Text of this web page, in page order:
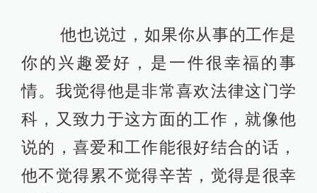
他也说过，如果你从事的工作是
你的兴趣爱好，是一件很幸福的事
情。我觉得他是非常喜欢法律这门学
科，又致力于这方面的工作，就像他
说的，喜爱和工作能很好结合的话，
他不觉得累不觉得辛苦，觉得是很幸